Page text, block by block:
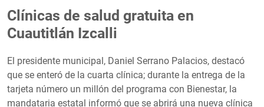
Clínicas de salud gratuita en
Cuautitlán Izcalli
El presidente municipal, Daniel Serrano Palacios, destacó
que se enteró de la cuarta clínica; durante la entrega de la
tarjeta número un millón del programa con Bienestar, la
mandataria estatal informó que se abrirá una nueva clínica